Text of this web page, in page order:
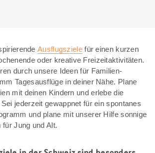
Ausflugszielefür einen kurzen
oder kreative Freizeitaktivitäten.
durch unsere Ideen für Familien-
Tagesausflüge in deiner Nähe. Plane
mit deinen Kindern und erlebe die
jederzeit gewappnet für ein spontanes
und plane mit unserer Hilfe sonnige
Jung und Alt.